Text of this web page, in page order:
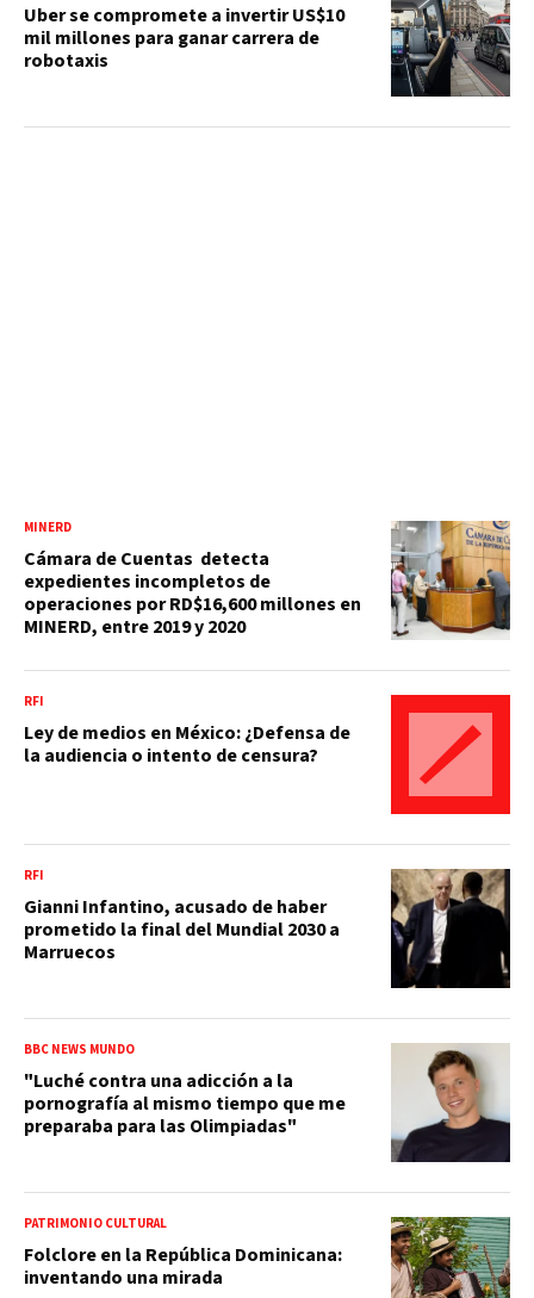
Uber se compromete a invertir US$10
mil millones para ganar carrera de
robotaxis
MINERD
Cámara de Cuentas detecta
expedientes incompletos de
operaciones por RD$16,600 millones en
MINERD, entre 2019 y 2020
RFI
Ley de medios en México: ¿Defensa de
la audiencia o intento de censura?
RFI
Gianni Infantino, acusado de haber
prometido la final del Mundial 2030 a
Marruecos
BBC NEWS MUNDO
"Luché contra una adicción a la
pornografía al mismo tiempo que me
preparaba para las Olimpiadas"
PATRIMONIO CULTURAL
Folclore en la República Dominicana:
inventando una mirada